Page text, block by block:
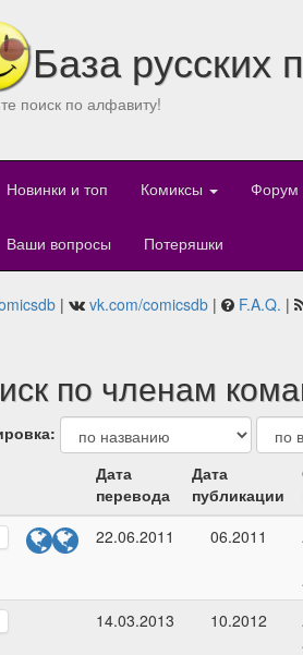
База русских
поиск по алфавиту!
Новинки и топ Комиксы Форум
Ваши вопросы Потеряшки
| vk.com/comicsdb | F.A.Q. |
по членам
Дата
перевода
Дата
публикации
22.06.2011
06.2011
14.03.2013
10.2012